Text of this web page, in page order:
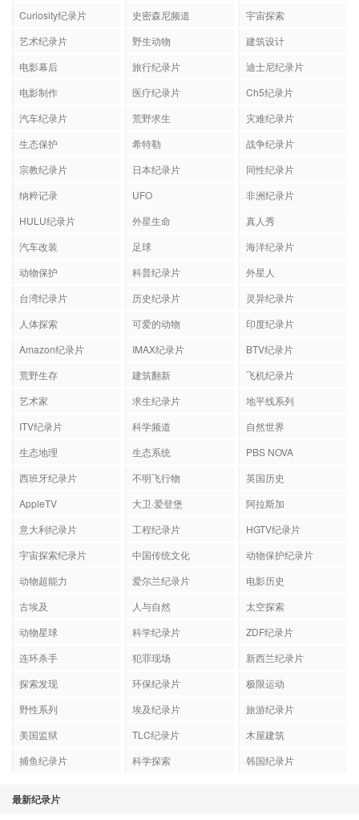
Curiosity纪录片 史密森尼频道
宇宙探索
艺术纪录片
野生动物
建筑设计
电影幕后
旅行纪录片
迪士尼纪录片
电影制作
医疗纪录片
Ch5纪录片
汽车纪录片
荒野求生
灾难纪录片
生态保护
希特勒
战争纪录片
宗教纪录片
日本纪录片
同性纪录片
纳粹记录
UFO
非洲纪录片
HULU纪录片
外星生命
真人秀
汽车改装
足球
海洋纪录片
动物保护
科普纪录片
外星人
台湾纪录片
历史纪录片
灵异纪录片
人体探索
可爱的动物
印度纪录片
Amazon纪录片
IMAX纪录片
BTV纪录片
荒野生存
建筑翻新
飞机纪录片
艺术家
求生纪录片
地平线系列
ITV纪录片
科学频道
自然世界
生态地理
生态系统
PBS NOVA
西班牙纪录片
不明飞行物
英国历史
AppleTV
大卫·爱登堡
阿拉斯加
意大利纪录片
工程纪录片
HGTV纪录片
宇宙探索纪录片
中国传统文化
动物保护纪录片
动物超能力
爱尔兰纪录片
电影历史
古埃及
人与自然
太空探索
动物星球
科学纪录片
ZDF纪录片
连环杀手
犯罪现场
新西兰纪录片
探索发现
环保纪录片
极限运动
野性系列
埃及纪录片
旅游纪录片
美国监狱
TLC纪录片
木屋建筑
捕鱼纪录片
科学探索 韩国纪录片
最新纪录片